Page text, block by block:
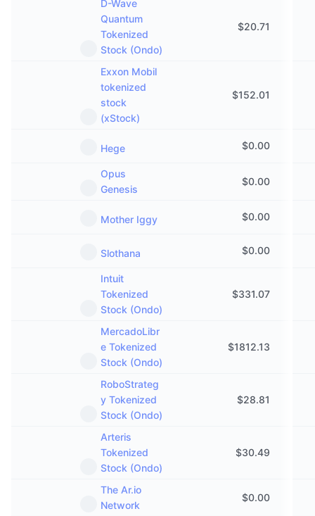
D-Wave
Quantum
Tokenized
Stock (Ondo)
$20.71
Exxon Mobil
tokenized
stock
(xStock)
$152.01
Hege $0.00
Opus
Genesis
$0.00
Mother Iggy $0.00
Slothana $0.00
Intuit
Tokenized
Stock (Ondo)
$331.07
MercadoLibr
e Tokenized
Stock (Ondo)
$1812.13
RoboStrateg
y Tokenized
Stock (Ondo)
$28.81
Arteris
Tokenized
Stock (Ondo)
$30.49
The Ar.io
Network
$0.00